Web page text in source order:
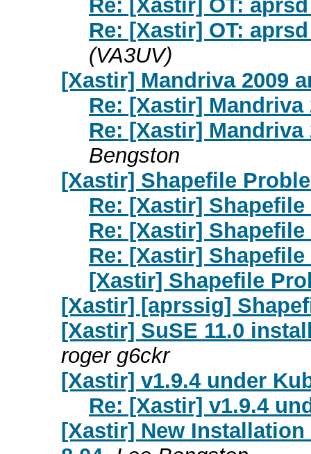
Re: [Xastir] OT:
Re: [Xastir] OT:
(VA3UV)
[Xastir] Mandriva 2009
Re: [Xastir]
Re: [Xastir]
Bengston
[Xastir] Shapefile
Re: [Xastir]
Re: [Xastir]
Re: [Xastir]
[Xastir] Shapefile
[Xastir] [aprssig]
[Xastir] SuSE 11.0
roger g6ckr
[Xastir] v1.9.4 under
Re: [Xastir] v1.9.4
[Xastir] New Installation